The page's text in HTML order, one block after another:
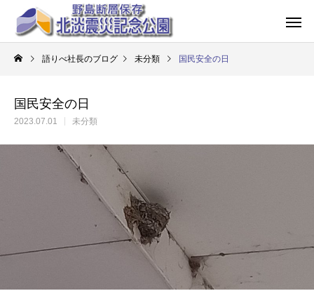
語りべ社長のブログ 未分類 国民安全の日
国民安全の日
2023.07.01 未分類